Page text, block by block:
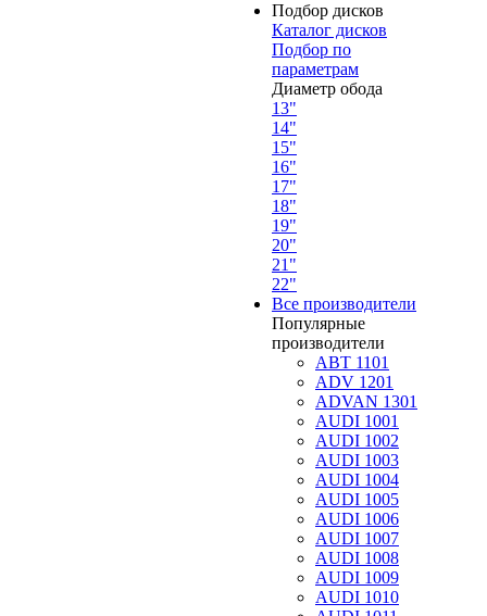
Подбор дисков
Каталог дисков
Подбор по
параметрам
Диаметр обода
13"
14"
15"
16"
17"
18"
19"
20"
21"
22"
Все производители
Популярные
производители
ABT 1101
ADV 1201
ADVAN 1301
AUDI 1001
AUDI 1002
AUDI 1003
AUDI 1004
AUDI 1005
AUDI 1006
AUDI 1007
AUDI 1008
AUDI 1009
AUDI 1010